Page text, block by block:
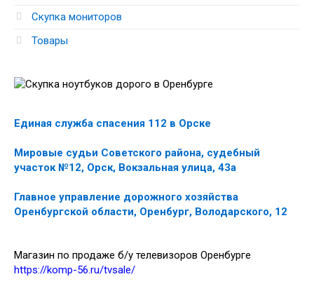
Скупка мониторов
Товары
Единая служба спасения 112 в Орске
Мировые судьи Советского района, судебный
участок №12, Орск, Вокзальная улица, 43а
Главное управление дорожного хозяйства
Оренбургской области, Оренбург, Володарского, 12
Магазин по продаже б/у телевизоров Оренбурге
https://komp-56.ru/tvsale/